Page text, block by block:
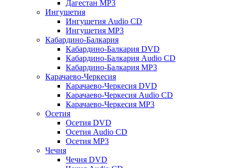
Дагестан MP3
Ингушетия
Ингушетия Audio CD
Ингушетия MP3
Кабардино-Балкария
Кабардино-Балкария DVD
Кабардино-Балкария Audio CD
Кабардино-Балкария MP3
Карачаево-Черкесия
Карачаево-Черкесия DVD
Карачаево-Черкесия Audio CD
Карачаево-Черкесия MP3
Осетия
Осетия DVD
Осетия Audio CD
Осетия MP3
Чечня
Чечня DVD